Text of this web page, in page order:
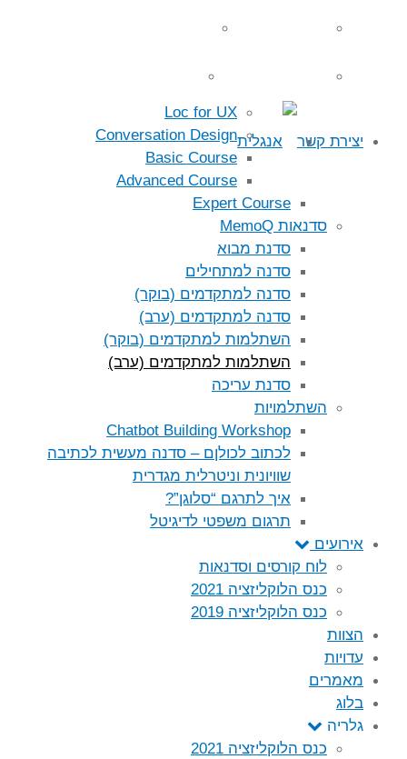
תמונות סוף קורס תרגום
יצירת קשר
Loc for UX
Conversation Design
Basic Course
Advanced Course
Expert Course
סדנאות MemoQ
סדנת מבוא
סדנה למתחילים
סדנה למתקדמים (בוקר)
סדנה למתקדמים (ערב)
השתלמות למתקדמים (בוקר)
השתלמות למתקדמים (ערב)
סדנת עריכה
השתלמויות
Chatbot Building Workshop
לכתוב לכולןם – סדנה מעשית לכתיבה
שוויונית וניטרלית מגדרית
איך לתרגם “סלוגן”?
תרגום משפטי לדיגיטל
אירועים
לוח קורסים וסדנאות
כנס הלוקליזציה 2021
כנס הלוקליזציה 2019
הצוות
עדויות
מאמרים
בלוג
גלריה
כנס הלוקליזציה 2021